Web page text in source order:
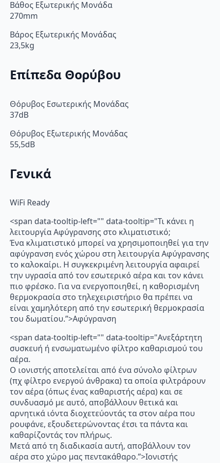
Βάθος Εξωτερικής Μονάδα
270mm
Βάρος Εξωτερικής Μονάδας
23,5kg
Επίπεδα Θορύβου
Θόρυβος Εσωτερικής Μονάδας
37dB
Θόρυβος Εξωτερικής Μονάδας
55,5dB
Γενικά
WiFi Ready
<span data-tooltip-left="" data-tooltip="Τι κάνει η
λειτουργία Αφύγρανσης στο κλιματιστικό;
Ένα κλιματιστικό μπορεί να χρησιμοποιηθεί για την
αφύγρανση ενός χώρου στη λειτουργία Αφύγρανσης
το καλοκαίρι. Η συγκεκριμένη λειτουργία αφαιρεί
την υγρασία από τον εσωτερικό αέρα και τον κάνει
πιο φρέσκο. Για να ενεργοποιηθεί, η καθορισμένη
θερμοκρασία στο τηλεχειριστήριο θα πρέπει να
είναι χαμηλότερη από την εσωτερική θερμοκρασία
του δωματίου.”>Αφύγρανση
<span data-tooltip-left="" data-tooltip="Ανεξάρτητη
συσκευή ή ενσωματωμένο φίλτρο καθαρισμού του
αέρα.
Ο ιονιστής αποτελείται από ένα σύνολο φίλτρων
(πχ φίλτρο ενεργού άνθρακα) τα οποία φιλτράρουν
τον αέρα (όπως ένας καθαριστής αέρα) και σε
συνδυασμό με αυτό, αποβάλλουν θετικά και
αρνητικά ιόντα διοχετεύοντάς τα στον αέρα που
ρουφάνε, εξουδετερώνοντας έτσι τα πάντα και
καθαρίζοντάς τον πλήρως.
Μετά από τη διαδικασία αυτή, αποβάλλουν τον
αέρα στο χώρο μας πεντακάθαρο.”>Ιονιστής